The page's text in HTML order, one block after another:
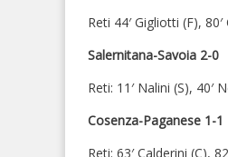
Reti 44′ Gigliotti (F),
Salernitana-Savoia 2-0
Reti: 11′ Nalini (S),
Cosenza-Paganese 1-1
Reti: 63′ Calderini (C),